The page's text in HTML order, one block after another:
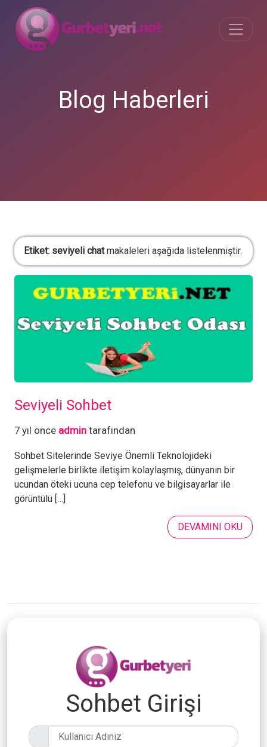
Blog Haberleri
Etiket: seviyeli chatmakaleleri aşağıda listelenmiştir.
Seviyeli Sohbet
7 yıl önce admin tarafından
Sohbet Sitelerinde Seviye Önemli Teknolojideki
gelişmelerle birlikte iletişim kolaylaşmış, dünyanın bir
ucundan öteki ucuna cep telefonu ve bilgisayarlar ile
görüntülü […]
DEVAMINI OKU
Sohbet Girişi